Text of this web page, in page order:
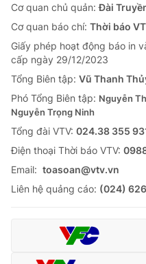
Cơ quan chủ quản:Đài
Cơ quan báo chí: Thời báo
Giấy phép hoạt động báo in
cấp ngày 29/12/2023
Tổng Biên tập: Vũ Thanh
Phó Tổng Biên tập: Nguyễn
Nguyễn Trọng Ninh
Tổng đài VTV: 024.38 355
Ðiện thoại Thời báo VTV:
Email: toasoan@vtv.vn
Liên hệ quảng cáo: (024)